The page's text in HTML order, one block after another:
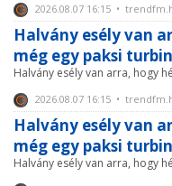
2026.08.07 16:15 •
Halvány esély van
még egy paksi
Halvány esély van arra, hogy
2026.08.07 16:15 •
Halvány esély van
még egy paksi
Halvány esély van arra, hogy